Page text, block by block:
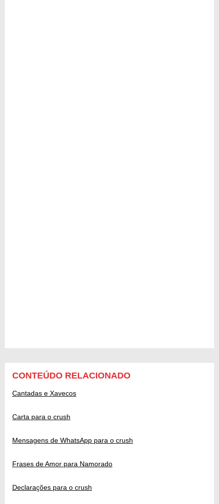
CONTEÚDO RELACIONADO
Cantadas e Xavecos
Carta para o crush
Mensagens de WhatsApp para o crush
Frases de Amor para Namorado
Declarações para o crush